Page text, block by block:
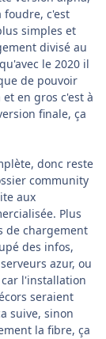
foudre, c'est
simples et
divisé au
le 2020 il
de pouvoir
en gros c'est à
finale, ça
donc reste
community
aux
Plus
de chargement
des infos,
azur, ou
l'installation
seraient
suive, sinon
la fibre, ça